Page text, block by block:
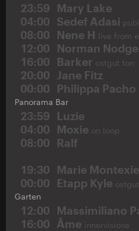
23:59
Mary Lake
04:00
Sedef Adasi
08:00 Nene H live from
12:00 Norman Nodge
16:00 Barker ostgut ton
20:00
Jane Fitz
00:00
Philippa Pacho
Panorama Bar
23:59
Luzie
04:00
Moxie on loop
08:00
Ralf
19:30
Marie
00:00 Etapp Kyle
Garten
12:00 Massimiliano
16:00 Âme innervisions